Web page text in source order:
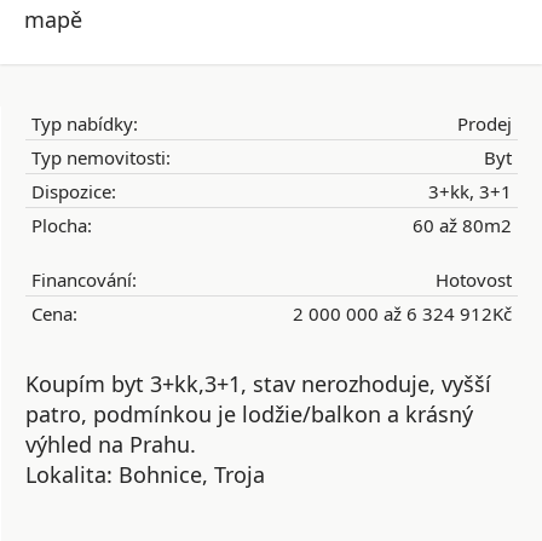
mapě
Typ nabídky:
Prodej
Typ nemovitosti:
Byt
Dispozice:
3+kk, 3+1
Plocha:
60 až 80m2
Financování:
Hotovost
Cena:
2 000 000 až 6 324 912Kč
Koupím byt 3+kk,3+1, stav nerozhoduje, vyšší
patro, podmínkou je lodžie/balkon a krásný
výhled na Prahu.
Lokalita: Bohnice, Troja